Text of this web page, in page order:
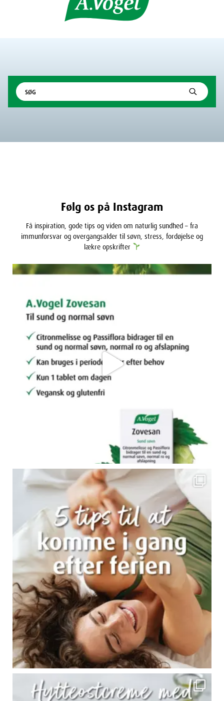
Følg os på Instagram
Få inspiration, gode tips og viden om naturlig sundhed – fra
immunforsvar og overgangsalder til søvn, stress, fordøjelse og
lækre opskrifter